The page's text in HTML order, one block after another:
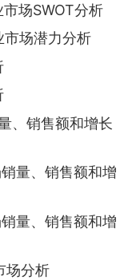
场SWOT分析
场潜力分析
、销售额和增长
量、销售额和增
量、销售额和增
场分析